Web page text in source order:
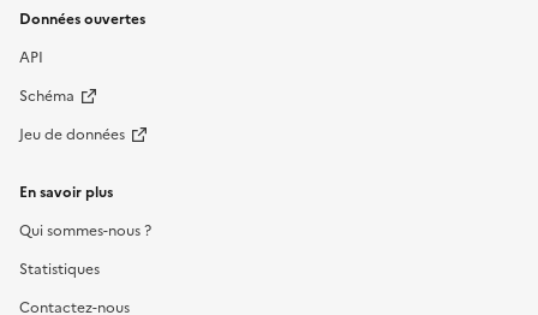
Données ouvertes
API
Schéma
Jeu de données
En savoir plus
Qui sommes-nous ?
Statistiques
Contactez-nous